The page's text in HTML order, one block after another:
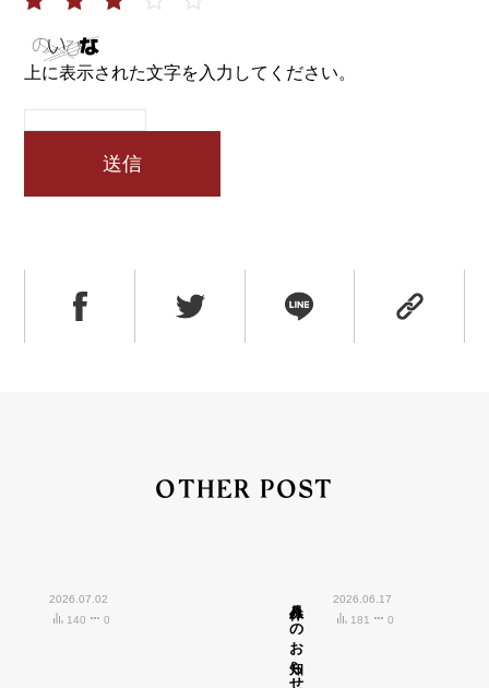
上に表示された文字を入力してください。
OTHER POST
2026.07.02
140
0 八月休みのお知らせ
2026.06.17
181
0